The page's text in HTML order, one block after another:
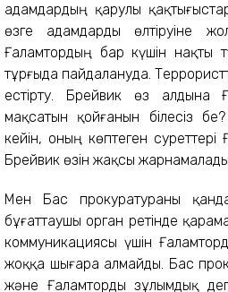
адамдардың қарулы
өзге адамдарды өлтіруіне
Ғаламтордың бар күшін нақты
тұрғыда пайдалануда.
естірту. Брейвик өз алдына
мақсатын қойғанын білесіз
кейін, оның көптеген
Брейвик өзін жақсы
Мен Бас прокуратураны
бұғаттаушы орган ретінде
коммуникациясы үшін
жоққа шығара алмайды. Бас
және Ғаламторды зұлымдық